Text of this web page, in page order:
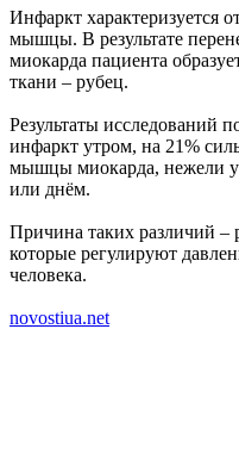
Инфаркт характеризуется
мышцы. В результате
миокарда пациента
ткани – рубец.
Результаты исследований
инфаркт утром, на 21%
мышцы миокарда, нежели
или днём.
Причина таких различий –
которые регулируют
человека.
novostiua.net